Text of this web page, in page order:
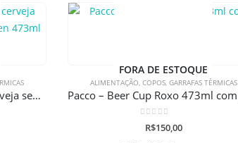
Stanley – Copo térmico de cerveja sem tampa Hammertone Green 473ml com gravação a laser
FORA DE ESTOQUE
ALIMENTAÇÃO, COPOS, GARRAFAS TÉRMICAS
de 5
R$150,00